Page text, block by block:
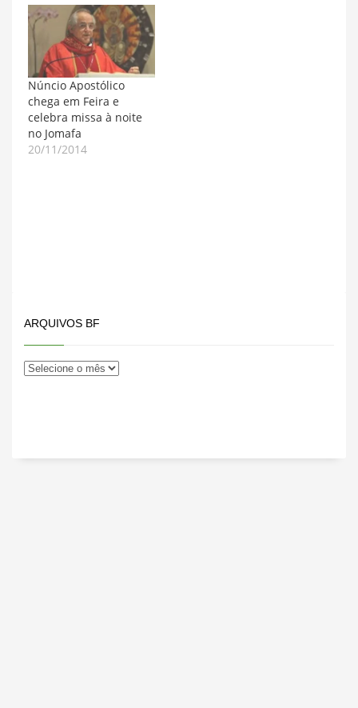
Núncio Apostólico
chega em Feira e
celebra missa à noite
no Jomafa
20/11/2014
ARQUIVOS BF